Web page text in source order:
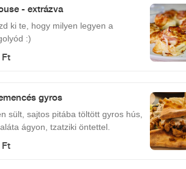
- extrázva
ki te, hogy milyen legyen a
:)
Ft
gyros
sült, sajtos pitába töltött gyros hús,
ágyon, tzatziki öntettel.
Ft